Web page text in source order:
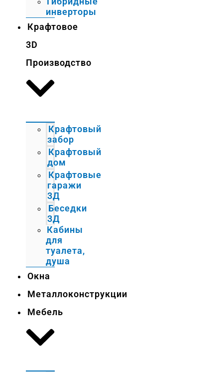
инверторы
Крафтовое
3D
Производство
Крафтовый
забор
Крафтовый
дом
Крафтовые
гаражи
3Д
Беседки
3Д
Кабины
для
туалета,
душа
Окна
Металлоконструкции
Мебель